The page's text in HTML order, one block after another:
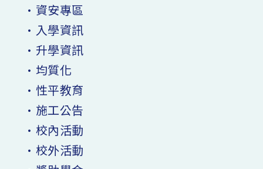
•資安專區
•入學資訊
•升學資訊
•均質化
•性平教育
•施工公告
•校內活動
•校外活動